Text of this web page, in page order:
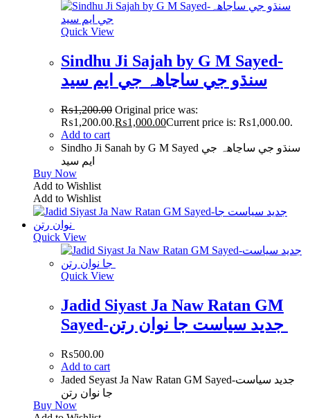
Quick View
Sindhu Ji Sajah by G M Sayed-
سنڌو جي ساڃاهہ جي ايم سيد
₨1,200.00 Original price was:
₨1,200.00.₨1,000.00Current price is: ₨1,000.00.
Add to cart
Sindho Ji Sanah by G M Sayed سنڌو جي ساڃاهہ جي
ايم سيد
Buy Now
Add to Wishlist
Add to Wishlist
Quick View
Quick View
Jadid Siyast Ja Naw Ratan GM
₨500.00
Add to cart
Jaded Seyast Ja Naw Ratan GM Sayed-جدید سياست
جا نوان رتن
Buy Now